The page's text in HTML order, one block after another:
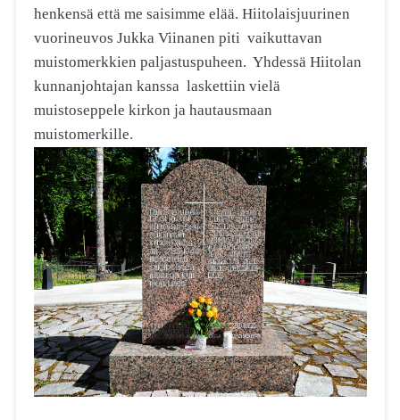
henkensä että me saisimme elää. Hiitolaisjuurinen
vuorineuvos Jukka Viinanen piti vaikuttavan
muistomerkkien paljastuspuheen. Yhdessä Hiitolan
kunnanjohtajan kanssa laskettiin vielä
muistoseppele kirkon ja hautausmaan
muistomerkille.